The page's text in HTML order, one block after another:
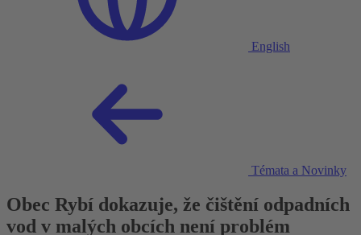
English
Témata a Novinky
Obec Rybí dokazuje, že čištění odpadních
vod v malých obcích není problém